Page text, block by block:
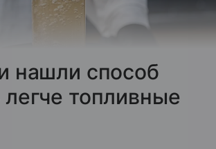
нашли способ
легче топливные